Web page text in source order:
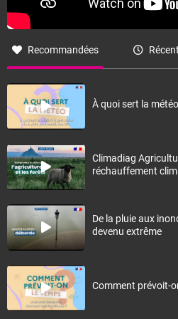
Recommandées
À quoi sert la
Climadiag
réchauffement
De la pluie aux
devenu extrême
Comment prévoit-